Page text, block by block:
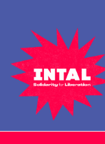
springen
Intal
Globalize Solidarity!